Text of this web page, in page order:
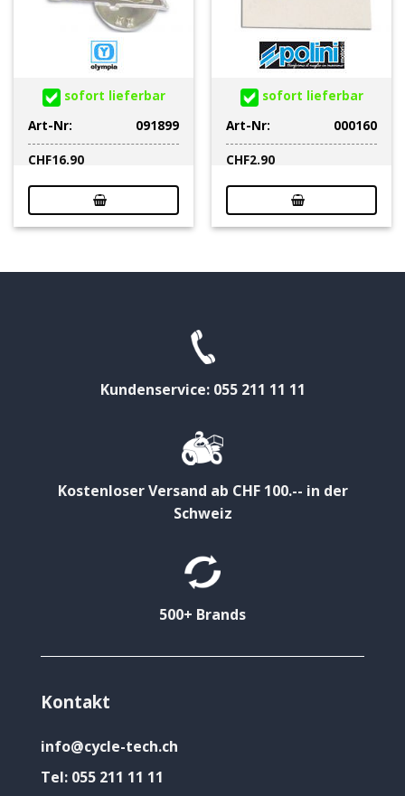
sofort lieferbar
Art-Nr:
091899
CHF16.90
sofort lieferbar
Art-Nr:
000160
CHF2.90
Kundenservice: 055 211 11 11
Kostenloser Versand ab CHF 100.-- in der
Schweiz
500+ Brands
Kontakt
info@cycle-tech.ch
Tel: 055 211 11 11